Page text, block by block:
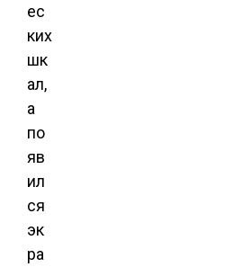
ес
ких
шк
ал,
а
по
яв
ил
ся
эк
ра